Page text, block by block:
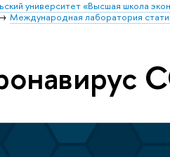
университет «Высшая школа
Международная лаборатория